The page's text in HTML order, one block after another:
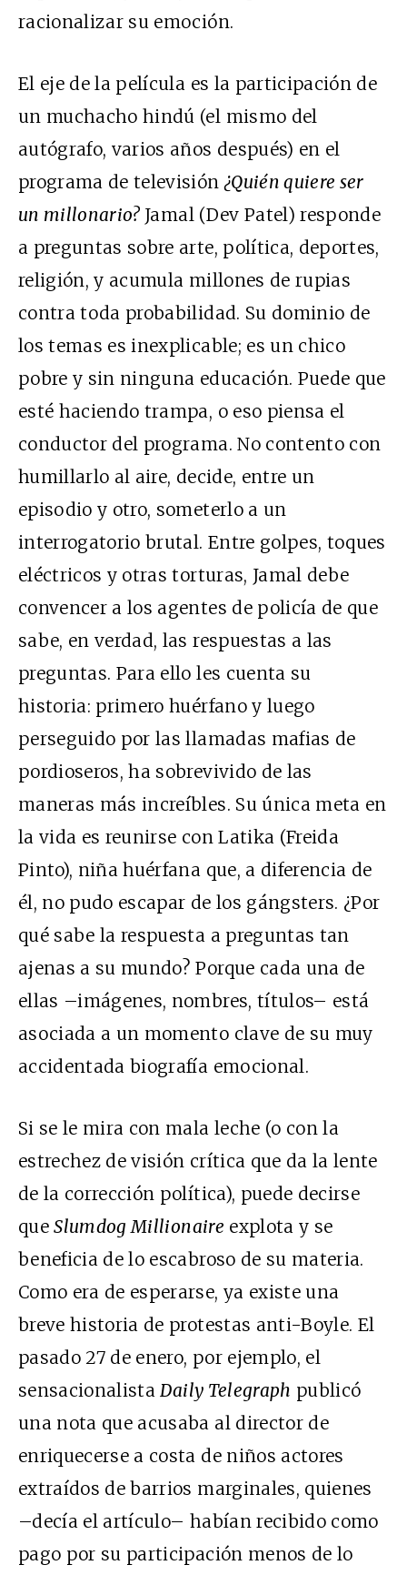
racionalizar su emoción.
El eje de la película es la participación de
un muchacho hindú (el mismo del
autógrafo, varios años después) en el
programa de televisión¿Quién quiere ser
un millonario?Jamal (Dev Patel) responde
a preguntas sobre arte, política, deportes,
religión, y acumula millones de rupias
contra toda probabilidad. Su dominio de
los temas es inexplicable; es un chico
pobre y sin ninguna educación. Puede que
esté haciendo trampa, o eso piensa el
conductor del programa. No contento con
humillarlo al aire, decide, entre un
episodio y otro, someterlo a un
interrogatorio brutal. Entre golpes, toques
eléctricos y otras torturas, Jamal debe
convencer a los agentes de policía de que
sabe, en verdad, las respuestas a las
preguntas. Para ello les cuenta su
historia: primero huérfano y luego
perseguido por las llamadas mafias de
pordioseros, ha sobrevivido de las
maneras más increíbles. Su única meta en
la vida es reunirse con Latika (Freida
Pinto), niña huérfana que, a diferencia de
él, no pudo escapar de los gángsters. ¿Por
qué sabe la respuesta a preguntas tan
ajenas a su mundo? Porque cada una de
ellas –imágenes, nombres, títulos– está
asociada a un momento clave de su muy
accidentada biografía emocional.
Si se le mira con mala leche (o con la
estrechez de visión crítica que da la lente
de la corrección política), puede decirse
queSlumdog Millionaire explota y se
beneficia de lo escabroso de su materia.
Como era de esperarse, ya existe una
breve historia de protestas anti-Boyle. El
pasado 27 de enero, por ejemplo, el
sensacionalistaDaily Telegraph publicó
una nota que acusaba al director de
enriquecerse a costa de niños actores
extraídos de barrios marginales, quienes
–decía el artículo– habían recibido como
pago por su participación menos de lo